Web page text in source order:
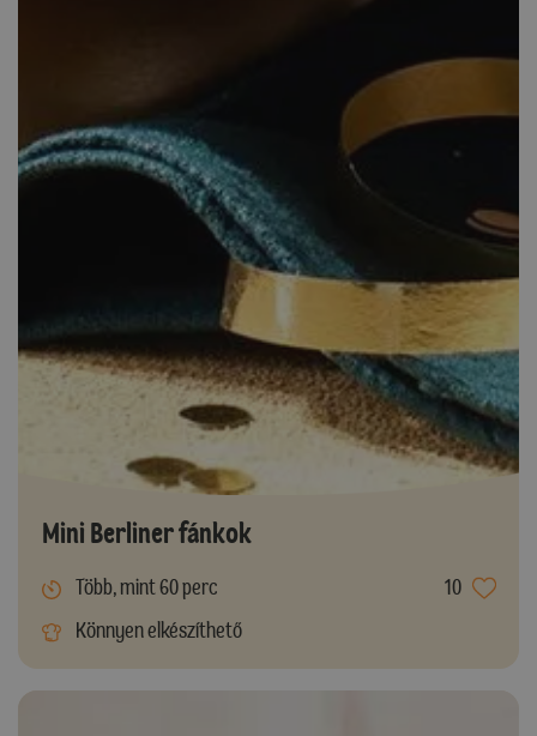
Mini Berliner fánkok
Több, mint 60 perc
10
Könnyen elkészíthető